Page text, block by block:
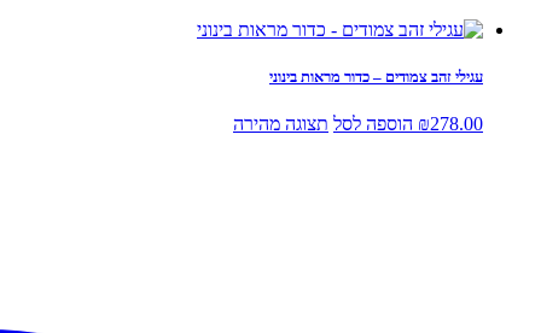
עגילי זהב צמודים – כדור מראות בינוני
₪278.00 הוספה לסל תצוגה מהירה